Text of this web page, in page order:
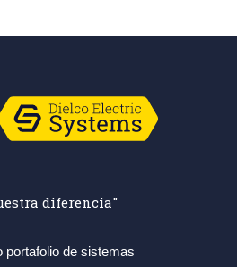
diferencia"
portafolio de sistemas